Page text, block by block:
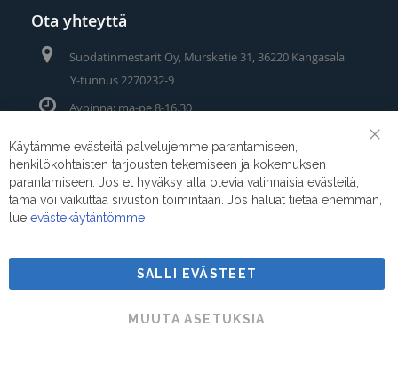
Ota yhteyttä
Suodatinmestarit Oy, Mursketie 31, 36220 Kangasala
Y-tunnus 2270232-9
Avoinna: ma-pe 8-16.30
Puhelin/Whatsapp:
Sähköposti:myynti@suodatinmestarit.fi
Suodatinmestarit © 2026
Käytämme evästeitä palvelujemme parantamiseen,
henkilökohtaisten tarjousten tekemiseen ja kokemuksen
parantamiseen. Jos et hyväksy alla olevia valinnaisia evästeitä,
tämä voi vaikuttaa sivuston toimintaan. Jos haluat tietää enemmän,
lue evästekäytäntömme
SALLI EVÄSTEET
MUUTA ASETUKSIA